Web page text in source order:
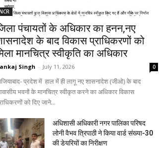
पंचायतों के अधिकार का हनन,नए
के बाद विकास प्राधिकरणों को
मानचित्र स्वीकृति का अधिकार
Singh - July 11, 2026 0
प्रदेश में हाल में ही लागू नए शासनादेश (जीओ) के बाद
भवनों के मानचित्र स्वीकृत करने का अधिकार विकास
को दिए जाने...
अधिशासी अधिकारी नगर पालिका परिषद
लोनी वैभव त्रिपाठी ने किया वार्ड संख्या-30
की डेयरियों का निरीक्षण